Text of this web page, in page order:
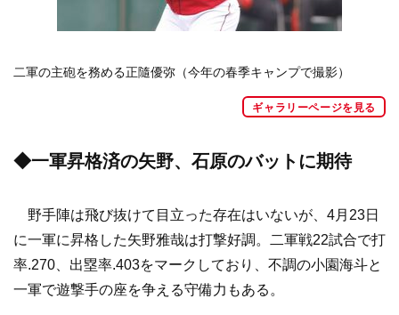
二軍の主砲を務める正隨優弥（今年の春季キャンプで撮影）
ギャラリーページを見る
◆一軍昇格済の矢野、石原のバットに期待
野手陣は飛び抜けて目立った存在はいないが、4月23日
に一軍に昇格した矢野雅哉は打撃好調。二軍戦22試合で打
率.270、出塁率.403をマークしており、不調の小園海斗と
一軍で遊撃手の座を争える守備力もある。